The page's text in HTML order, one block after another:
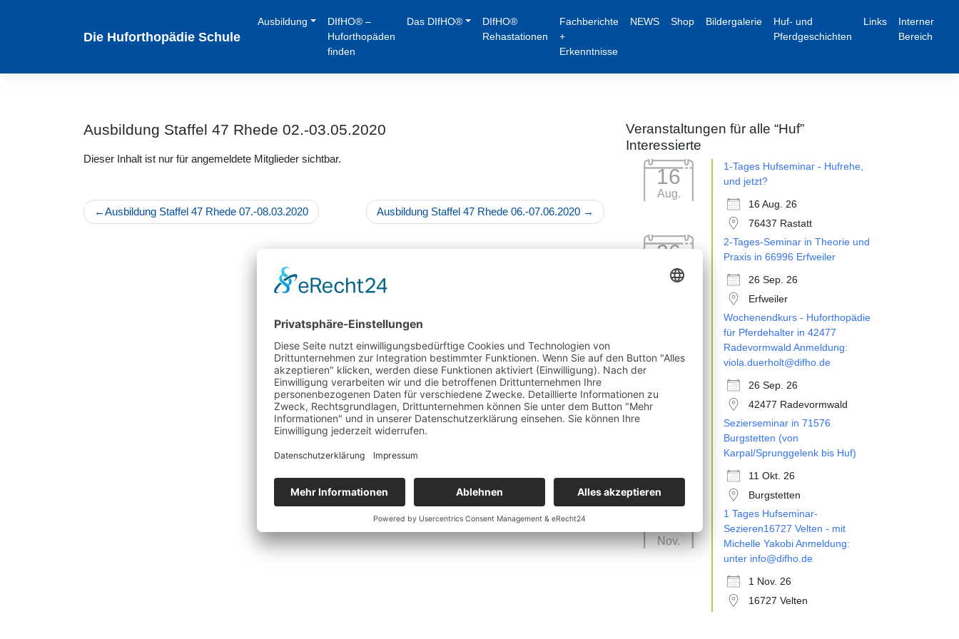
Die Huforthopädie Schule
Ausbildung
DIfHO® –
Huforthopäden
finden
Das DIfHO®
DIfHO®
Rehastationen
Fachberichte
+
Erkenntnisse
NEWS Shop Bildergalerie
Huf- und
Pferdgeschichten
Links
Interner
Bereich
Ausbildung Staffel 47 Rhede 02.-03.05.2020
Dieser Inhalt ist nur für angemeldete Mitglieder sichtbar.
Beitragsnavigation
Ausbildung Staffel 47 Rhede 07.-08.03.2020 Ausbildung Staffel 47 Rhede 06.-07.06.2020
Veranstaltungen für alle “Huf”
Interessierte
16
Aug.
1-Tages Hufseminar - Hufrehe,
und jetzt?
16 Aug. 26
76437 Rastatt
26
Sep.
2-Tages-Seminar in Theorie und
Praxis in 66996 Erfweiler
26 Sep. 26
Erfweiler
Wochenendkurs - Huforthopädie
für Pferdehalter in 42477
Radevormwald Anmeldung:
viola.duerholt@difho.de
26 Sep. 26
42477 Radevormwald
Sezierseminar in 71576
Burgstetten (von
Karpal/Sprunggelenk bis Huf)
11 Okt. 26
Burgstetten
Nov.
1 Tages Hufseminar-
Sezieren16727 Velten - mit
Michelle Yakobi Anmeldung:
unter info@difho.de
1 Nov. 26
16727 Velten